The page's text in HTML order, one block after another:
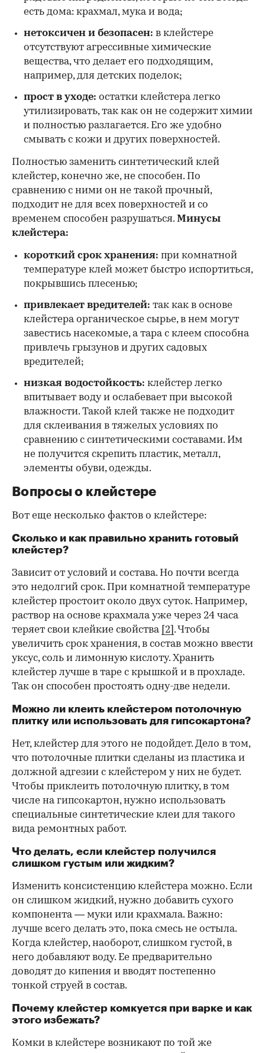
есть дома: крахмал, мука и вода;
нетоксичен и безопасен: в клейстере
отсутствуют агрессивные химические
вещества, что делает его подходящим,
например, для детских поделок;
прост в уходе: остатки клейстера легко
утилизировать, так как он не содержит химии
и полностью разлагается. Его же удобно
смывать с кожи и других поверхностей.
Полностью заменить синтетический клей
клейстер, конечно же, не способен. По
сравнению с ними он не такой прочный,
подходит не для всех поверхностей и со
временем способен разрушаться. Минусы
клейстера:
короткий срок хранения: при комнатной
температуре клей может быстро испортиться,
покрывшись плесенью;
привлекает вредителей: так как в основе
клейстера органическое сырье, в нем могут
завестись насекомые, а тара с клеем способна
привлечь грызунов и других садовых
вредителей;
низкая водостойкость: клейстер легко
впитывает воду и ослабевает при высокой
влажности. Такой клей также не подходит
для склеивания в тяжелых условиях по
сравнению с синтетическими составами. Им
не получится скрепить пластик, металл,
элементы обуви, одежды.
Вопросы о клейстере
Вот еще несколько фактов о клейстере:
Сколько и как правильно хранить готовый
клейстер?
Зависит от условий и состава. Но почти всегда
это недолгий срок. При комнатной температуре
клейстер простоит около двух суток. Например,
раствор на основе крахмала уже через 24 часа
теряет свои клейкие свойства [2] . Чтобы
увеличить срок хранения, в состав можно ввести
уксус, соль и лимонную кислоту. Хранить
клейстер лучше в таре с крышкой и в прохладе.
Так он способен простоять одну-две недели.
Можно ли клеить клейстером потолочную
плитку или использовать для гипсокартона?
Нет, клейстер для этого не подойдет. Дело в том,
что потолочные плитки сделаны из пластика и
должной адгезии с клейстером у них не будет.
Чтобы приклеить потолочную плитку, в том
числе на гипсокартон, нужно использовать
специальные синтетические клеи для такого
вида ремонтных работ.
Что делать, если клейстер получился
слишком густым или жидким?
Изменить консистенцию клейстера можно. Если
он слишком жидкий, нужно добавить сухого
компонента — муки или крахмала. Важно:
лучше всего делать это, пока смесь не остыла.
Когда клейстер, наоборот, слишком густой, в
него добавляют воду. Ее предварительно
доводят до кипения и вводят постепенно
тонкой струей в состав.
Почему клейстер комкуется при варке и как
этого избежать?
Комки в клейстере возникают по той же